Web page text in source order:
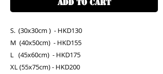
ADD TO CART
S. (30x30cm ) - HKD130
M (40x50cm) - HKD155
L (45x60cm) - HKD175
XL (55x75cm) - HKD200